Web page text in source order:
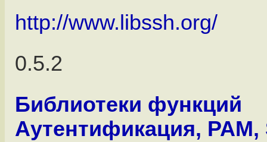
http://www.libssh.org/
0.5.2
Библиотеки функций
Аутентификация, PAM,